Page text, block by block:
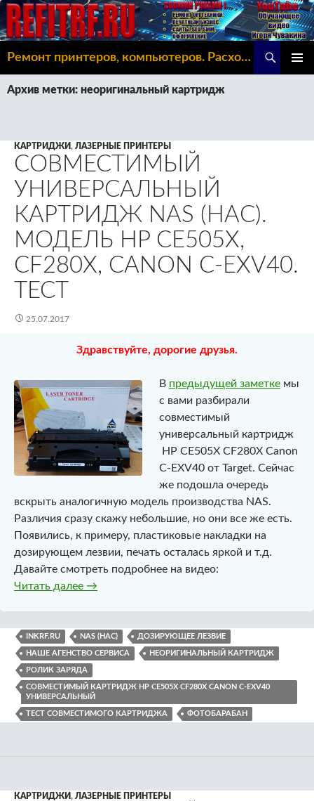
Ремонт принтеров, компьютеров. Расходка, Omoda C5
К
СОДЕРЖИМОМУ
Архив метки: неоригинальный картридж
КАРТРИДЖИ, ЛАЗЕРНЫЕ ПРИНТЕРЫ
СОВМЕСТИМЫЙ
УНИВЕРСАЛЬНЫЙ
КАРТРИДЖ NAS (НАС).
МОДЕЛЬ HP CE505X,
CF280X, CANON C-EXV40.
ТЕСТ
25.07.2017
Здравствуйте, дорогие друзья.
В предыдущей заметке мы
с вами разбирали
совместимый
универсальный картридж
HP CE505X CF280X Canon
C-EXV40 от Target. Сейчас
же подошла очередь
вскрыть аналогичную модель производства NAS.
Различия сразу скажу небольшие, но они все же есть.
Появились, к примеру, пластиковые накладки на
дозирующем лезвии, печать осталась яркой и т.д.
Давайте смотреть подробнее на видео:
Читать далее Совместимый универсальный картридж
→
INKRF.RU NAS (НАС) ДОЗИРУЮЩЕЕ ЛЕЗВИЕ
НАШЕ АГЕНСТВО СЕРВИСА НЕОРИГИНАЛЬНЫЙ КАРТРИДЖ
РОЛИК ЗАРЯДА
СОВМЕСТИМЫЙ КАРТРИДЖ HP CE505X CF280X CANON C-EXV40
УНИВЕРСАЛЬНЫЙ
ТЕСТ СОВМЕСТИМОГО КАРТРИДЖА ФОТОБАРАБАН
КАРТРИДЖИ, ЛАЗЕРНЫЕ ПРИНТЕРЫ